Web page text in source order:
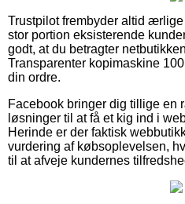
Trustpilot frembyder altid
stor portion eksisterende
godt, at du betragter
Transparenter kopimaskine
din ordre.
Facebook bringer dig tillige
løsninger til at få et kig ind i
Herinde er der faktisk
vurdering af købsoplevelsen,
til at afveje kundernes